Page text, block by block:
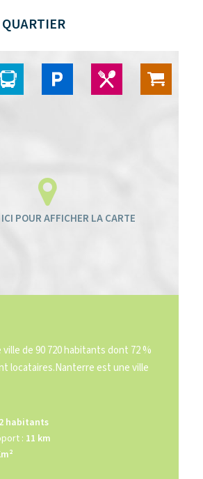
de 90 720 habitants dont 72 %
locataires.Nanterre est une ville
habitants
: 11 km